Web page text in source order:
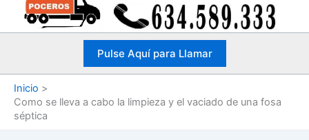
Pulse Aquí para Llamar
Inicio
Como se lleva a cabo la limpieza y el vaciado de una fosa
séptica